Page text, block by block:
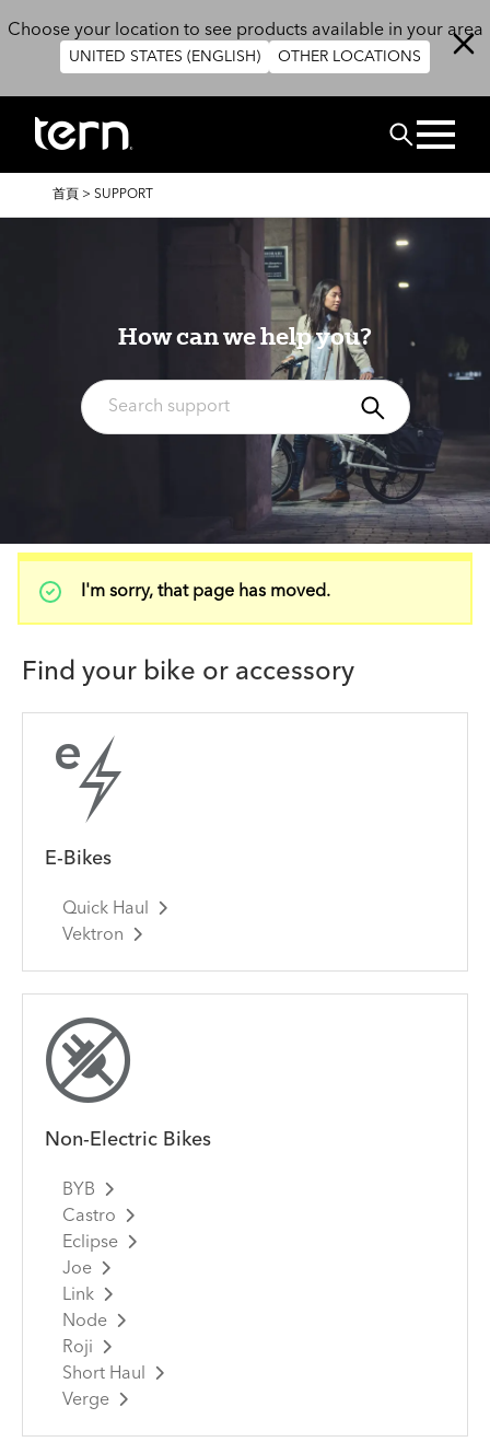
Choose your location to see products available in your area
UNITED STATES (ENGLISH) OTHER LOCATIONS
搜尋
導
首頁 > SUPPORT
How can we help you?
搜尋
狀
I'm sorry, that page has moved.
Find your bike or accessory
E-Bikes
Quick Haul
Vektron
Non-Electric Bikes
BYB
Castro
Eclipse
Joe
Link
Node
Roji
Short Haul
Verge